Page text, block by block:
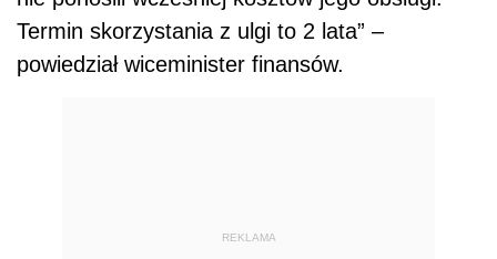
Termin skorzystania z ulgi to 2 lata” –
powiedział wiceminister finansów.
REKLAMA